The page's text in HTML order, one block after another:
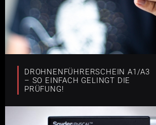
DROHNENFÜHRERSCHEIN A1/A3
– SO EINFACH GELINGT DIE
PRÜFUNG!